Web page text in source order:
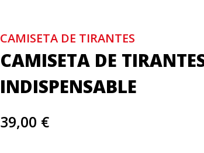
CAMISETA DE TIRANTES
CAMISETA DE
INDISPENSABLE
39,00 €